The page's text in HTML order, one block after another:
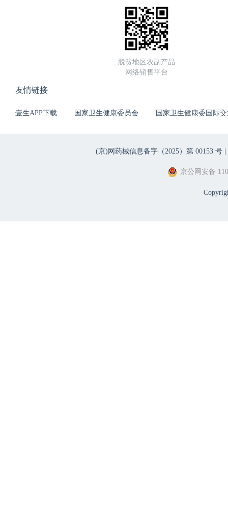
脱贫地区农副产品
网络销售平台
友情链接
壹生APP下载 国家卫生健康委员会 国家卫生健康委国际
(京)网药械信息备字（2025）第 00153 号 |
京公网安备